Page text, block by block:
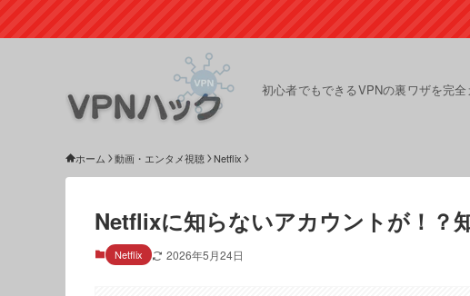
初心者でもできるVPNの裏ワザを完全
ホーム 動画・エンタメ視聴 Netflix
Netflixに知らないアカウントが！？
Netflix 2026年5月24日